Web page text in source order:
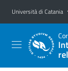
Vai al contenuto
Vai al menu di
Università di Catania